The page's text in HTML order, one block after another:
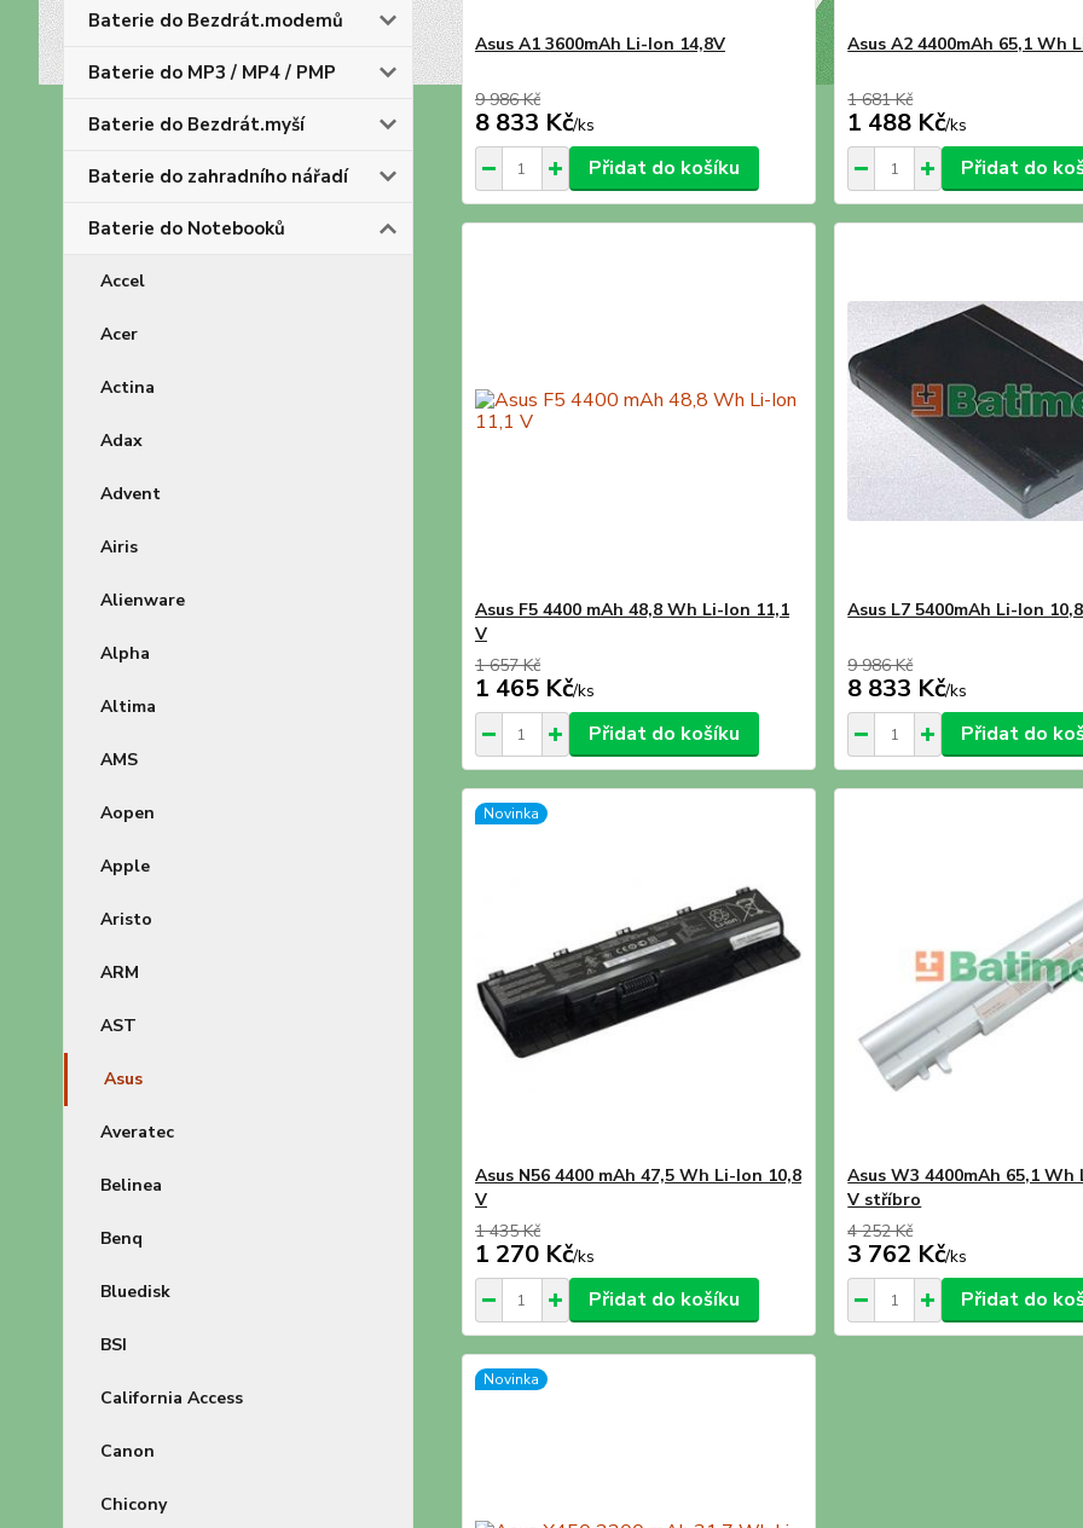
Baterie do Bezdrát.modemů
Baterie do MP3 / MP4 / PMP
Baterie do Bezdrát.myší
Baterie do zahradního nářadí
Baterie do Notebooků
Accel
Acer
Actina
Adax
Advent
Airis
Alienware
Alpha
Altima
AMS
Aopen
Apple
Aristo
ARM
AST
Asus
Averatec
Belinea
Benq
Bluedisk
BSI
California Access
Canon
Chicony
Asus A1 3600mAh Li-Ion 14,8V
9 986 Kč
8 833 Kč/ks
Přidat do košíku
Asus A2 4400mAh 65,1 Wh
1 681 Kč
1 488 Kč/ks
Přidat do
Asus F5 4400 mAh 48,8 Wh Li-Ion 11,1
V
1 657 Kč
1 465 Kč/ks
Přidat do košíku
Asus L7 5400mAh Li-Ion
9 986 Kč
8 833 Kč/ks
Přidat do
Novinka
Asus N56 4400 mAh 47,5 Wh Li-Ion 10,8
V
1 435 Kč
1 270 Kč/ks
Přidat do košíku
Asus W3 4400mAh 65,1 Wh
V stříbro
4 252 Kč
3 762 Kč/ks
Přidat do
Novinka